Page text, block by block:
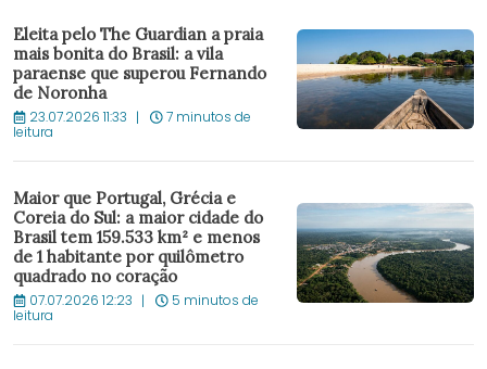
Eleita pelo The Guardian a praia
mais bonita do Brasil: a vila
paraense que superou Fernando
de Noronha
23.07.2026 11:33 7 minutos de
leitura
Maior que Portugal, Grécia e
Coreia do Sul: a maior cidade do
Brasil tem 159.533 km² e menos
de 1 habitante por quilômetro
quadrado no coração
07.07.2026 12:23 5 minutos de
leitura